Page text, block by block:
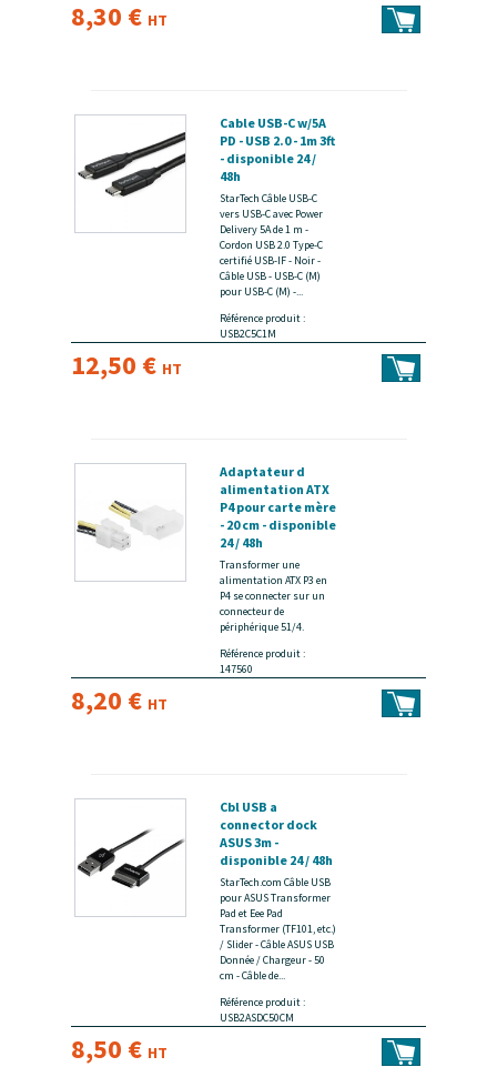
8,30 € HT
Cable USB-C w/5A
PD - USB 2.0 - 1m 3ft
- disponible 24 /
48h
StarTech Câble USB-C
vers USB-C avec Power
Delivery 5A de 1 m -
Cordon USB 2.0 Type-C
certifié USB-IF - Noir -
Câble USB - USB-C (M)
pour USB-C (M) -...
Référence produit :
USB2C5C1M
12,50 € HT
Adaptateur d
alimentation ATX
P4 pour carte mère
- 20 cm - disponible
24 / 48h
Transformer une
alimentation ATX P3 en
P4 se connecter sur un
connecteur de
périphérique 51/4.
Référence produit :
147560
8,20 € HT
Cbl USB a
connector dock
ASUS 3m -
disponible 24 / 48h
StarTech.com Câble USB
pour ASUS Transformer
Pad et Eee Pad
Transformer (TF101, etc.)
/ Slider - Câble ASUS USB
Donnée / Chargeur - 50
cm - Câble de...
Référence produit :
USB2ASDC50CM
8,50 € HT